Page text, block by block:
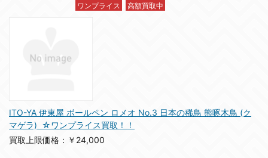
ワンプライス 高額買取中
ITO-YA 伊東屋 ボールペン ロメオ No.3 日本の稀鳥 熊啄木鳥 (ク
マゲラ) ☆ワンプライス買取！！
買取上限価格：￥24,000